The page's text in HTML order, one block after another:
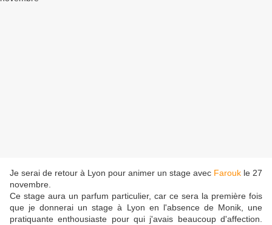
Je serai de retour à Lyon pour animer un stage avec Farouk le 27
novembre.
Ce stage aura un parfum particulier, car ce sera la première fois
que je donnerai un stage à Lyon en l'absence de Monik, une
pratiquante enthousiaste pour qui j'avais beaucoup d'affection.